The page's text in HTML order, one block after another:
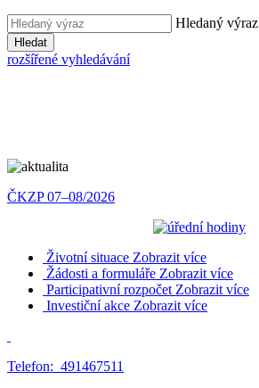
Hledaný výraz
Hledat
rozšířené vyhledávání
ČKZP 07–08/2026
Životní situace Zobrazit více
Žádosti a formuláře Zobrazit více
Participativní rozpočet Zobrazit více
Investiční akce Zobrazit více
Telefon: 491467511